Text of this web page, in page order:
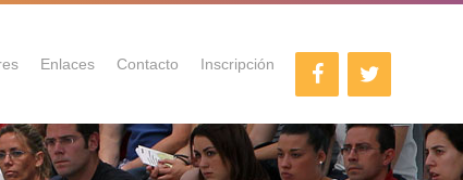
Enlaces Contacto Inscripción